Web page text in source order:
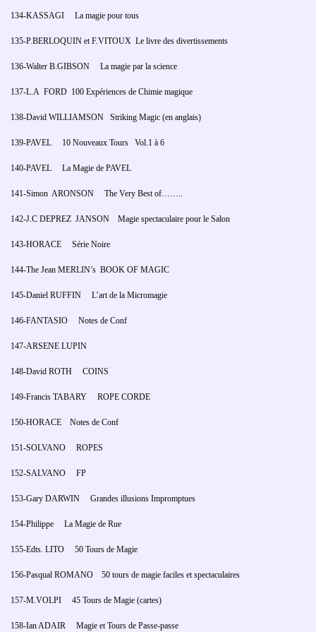
134-KASSAGI La magie pour tous
135-P.BERLOQUIN et F.VITOUX Le livre des divertissements
136-Walter B.GIBSON La magie par la science
137-L.A FORD 100 Expériences de Chimie magique
138-David WILLIAMSON Striking Magic (en anglais)
139-PAVEL 10 Nouveaux Tours Vol.1 à 6
140-PAVEL La Magie de PAVEL
141-Simon ARONSON The Very Best of……..
142-J.C DEPREZ JANSON Magie spectaculaire pour le Salon
143-HORACE Série Noire
144-The Jean MERLIN’s BOOK OF MAGIC
145-Daniel RUFFIN L’art de la Micromagie
146-FANTASIO Notes de Conf
147-ARSENE LUPIN
148-David ROTH COINS
149-Francis TABARY ROPE CORDE
150-HORACE Notes de Conf
151-SOLVANO ROPES
152-SALVANO FP
153-Gary DARWIN Grandes illusions Impromptues
154-Philippe La Magie de Rue
155-Edts. LITO 50 Tours de Magie
156-Pasqual ROMANO 50 tours de magie faciles et spectaculaires
157-M.VOLPI 45 Tours de Magie (cartes)
158-Ian ADAIR Magie et Tours de Passe-passe